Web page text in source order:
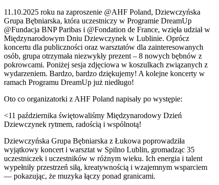
11.10.2025 roku na zaproszenie @AHF Poland, Dziewczyńska
Grupa Bębniarska, która uczestniczy w Programie DreamUp
@Fundacja BNP Paribas i @Fondation de France, wzięła udział w
Międzynarodowym Dniu Dziewczynek w Lublinie. Oprócz
koncertu dla publiczności oraz warsztatów dla zainteresowanych
osób, grupa otrzymała niezwykły prezent – 8 nowych bębnów z
pokrowcami. Poniżej sesja zdjęciowa w koszulkach związanych z
wydarzeniem. Bardzo, bardzo dziękujemy! A kolejne koncerty w
ramach Programu DreamUp już niedługo!
Oto co organizatorki z AHF Poland napisały po występie:
<11 października świętowaliśmy Międzynarodowy Dzień
Dziewczynek rytmem, radością i wspólnotą!
Dziewczyńska Grupa Bębniarska z Łukowa poprowadziła
wyjątkowy koncert i warsztat w Spilno Lublin, gromadząc 35
uczestniczek i uczestników w różnym wieku. Ich energia i talent
wypełniły przestrzeń siłą, kreatywnością i wzajemnym wsparciem
— pokazując, że muzyka łączy ponad granicami.